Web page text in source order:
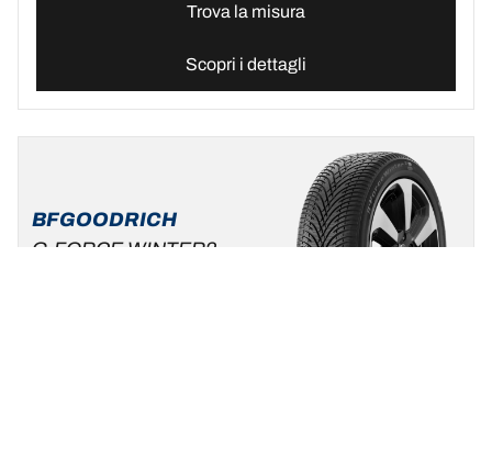
Trova la misura
Scopri i dettagli
BFGOODRICH
G-FORCE WINTER2